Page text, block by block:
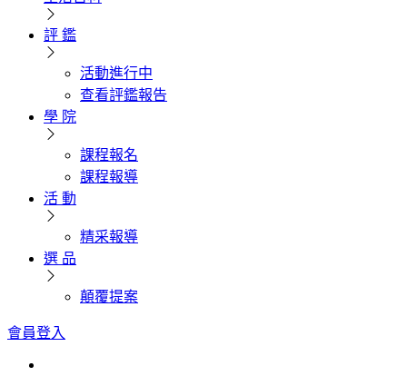
評 鑑
活動進行中
查看評鑑報告
學 院
課程報名
課程報導
活 動
精采報導
選 品
顛覆提案
會員登入